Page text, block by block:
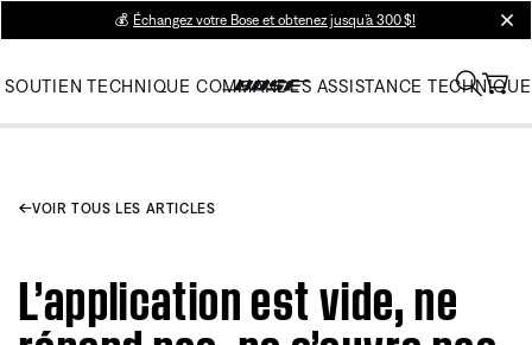
💰 Échangez votre Bose et obtenez jusqu’à 300 $!
SOUTIEN TECHNIQUE COMMANDES ASSISTANCE TECHNIQUE
VOIR TOUS LES ARTICLES
L’application est vide, ne